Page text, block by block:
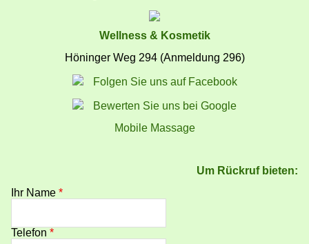
Wellness & Kosmetik
Höninger Weg 294 (Anmeldung 296)
Folgen Sie uns auf Facebook
Bewerten Sie uns bei Google
Mobile Massage
Um Rückruf bieten:
Ihr Name *
Telefon *